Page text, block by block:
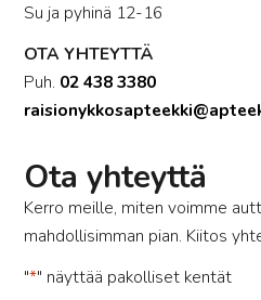
Su ja pyhinä 12-16
OTA YHTEYTTÄ
Puh. 02 438 3380
Ota yhteyttä
Kerro meille, miten voimme
mahdollisimman pian. Kiitos
"*" näyttää pakolliset kentät